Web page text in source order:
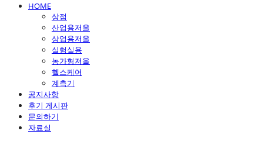
HOME
상점
산업용저울
상업용저울
실험실용
농가형저울
헬스케어
계측기
공지사항
후기 게시판
문의하기
자료실